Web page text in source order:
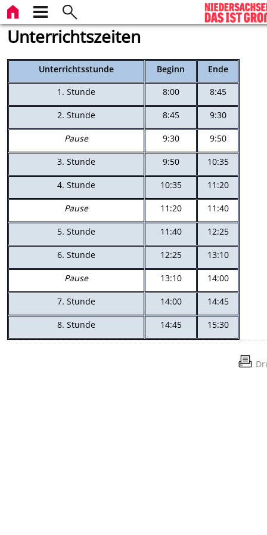
Unterrichtszeiten
Unterrichtsstunde Beginn
Ende
1. Stunde
8:00 8:45
2. Stunde 8:45 9:30
Pause 9:30 9:50
3. Stunde 9:50 10:35
4. Stunde 10:35 11:20
Pause 11:20 11:40
5. Stunde 11:40 12:25
6. Stunde 12:25 13:10
Pause 13:10 14:00
7. Stunde 14:00 14:45
8. Stunde 14:45 15:30